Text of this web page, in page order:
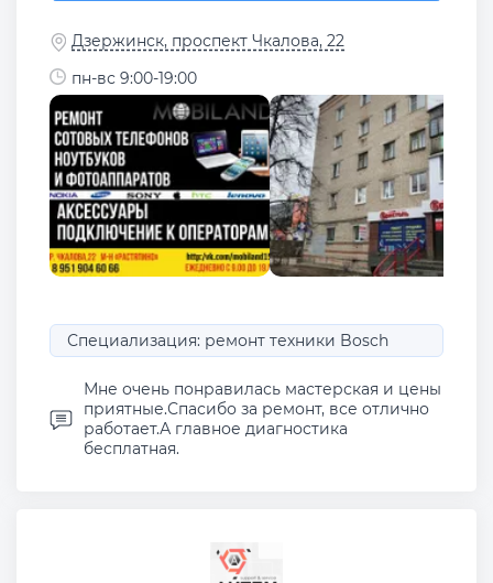
Дзержинск, проспект Чкалова, 22
пн-вс 9:00-19:00
Специализация: ремонт техники Bosch
Мне очень понравилась мастерская и цены
приятные.Спасибо за ремонт, все отлично
работает.А главное диагностика
бесплатная.